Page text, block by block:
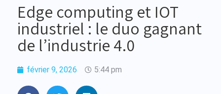
Edge computing et IOT
industriel : le duo gagnant
de l’industrie 4.0
février 9, 2026 5:44 pm